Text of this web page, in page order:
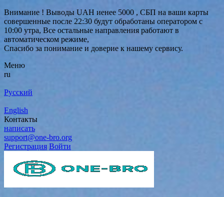
Внимание ! Выводы UAH иенее 5000 , СБП на ваши карты
совершенные после 22:30 будут обработаны оператором с
10:00 утра, Все остальные направления работают в
автоматическом режиме,
Спасибо за понимание и доверие к нашему сервису.
Меню
ru
Русский
English
Контакты
написать
support@one-bro.org
Регистрация Войти